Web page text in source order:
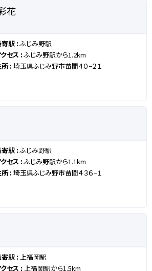
花
寄駅 :ふじみ野駅
クセス :ふじみ野駅から1.2km
: 埼玉県ふじみ野市苗間４０−２１
寄駅 :ふじみ野駅
クセス :ふじみ野駅から1.1km
: 埼玉県ふじみ野市苗間４３６−１
駅 : 上福岡駅
セス : 上福岡駅から1.5km